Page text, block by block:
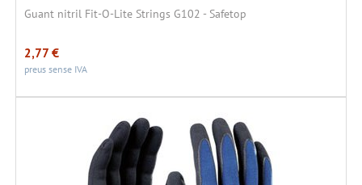
Guant nitril Fit-O-Lite Strings G102 - Safetop
2,77 €
preus sense IVA